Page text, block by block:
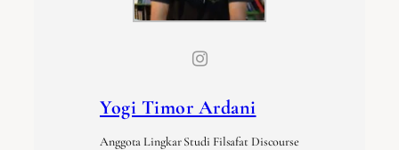
Yogi Timor Ardani
Anggota Lingkar Studi Filsafat Discourse